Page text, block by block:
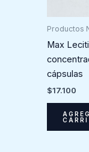
Productos
Max
cápsulas
$17.100